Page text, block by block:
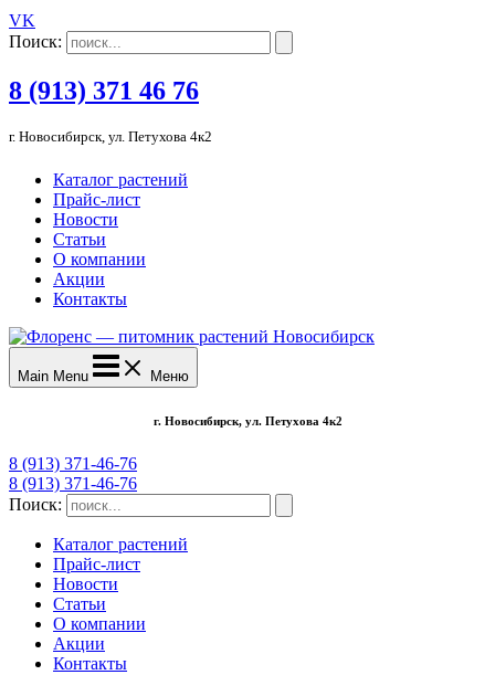
VK
Поиск:
8 (913) 371 46 76
г. Новосибирск, ул. Петухова 4к2
Каталог растений
Прайс-лист
Новости
Статьи
О компании
Акции
Контакты
Main Menu Меню
г. Новосибирск, ул. Петухова 4к2
8 (913) 371-46-76
8 (913) 371-46-76
Поиск:
Каталог растений
Прайс-лист
Новости
Статьи
О компании
Акции
Контакты